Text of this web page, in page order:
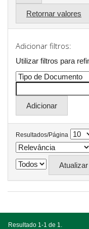
Retornar valores
Adicionar filtros:
Utilizar filtros para
Resultados/Página
Resultado 1-1 de 1.